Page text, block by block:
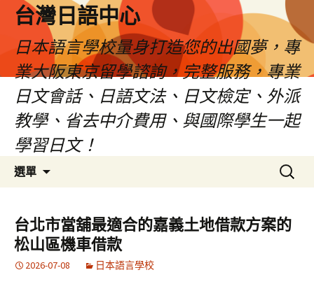
台灣日語中心
日本語言學校量身打造您的出國夢，專
業大阪東京留學諮詢，完整服務，專業
日文會話、日語文法、日文檢定、外派
教學、省去中介費用、與國際學生一起
學習日文！
選單
容
搜
尋
鍵
字:
台北市當舖最適合的嘉義土地借款方案的
松山區機車借款
2026-07-08 日本語言學校